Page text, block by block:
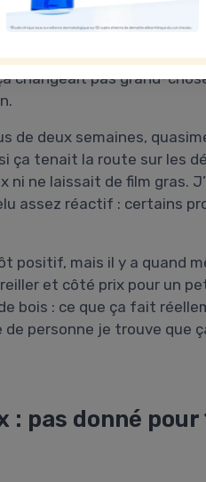
chevelus irrités. Sur le
même sur locs, et
j’ai déjà essayé plein
changeait pas grand-
de deux semaines,
ça tenait la route sur les
ni ne laissait de film gras.
assez réactif : certains
positif, mais il y a quand
et côté prix pour un
bois : ce que ça fait
personne je trouve que
pas donné pour